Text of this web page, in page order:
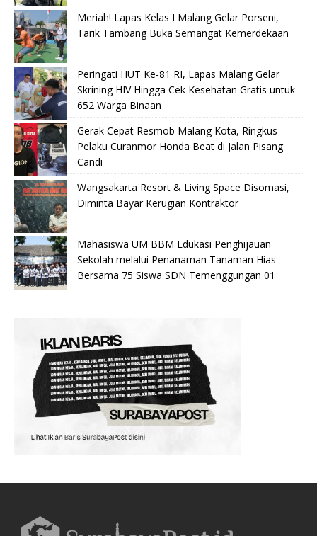
Meriah! Lapas Kelas I Malang Gelar Porseni,
Tarik Tambang Buka Semangat Kemerdekaan
Peringati HUT Ke-81 RI, Lapas Malang Gelar
Skrining HIV Hingga Cek Kesehatan Gratis untuk
652 Warga Binaan
Gerak Cepat Resmob Malang Kota, Ringkus
Pelaku Curanmor Honda Beat di Jalan Pisang
Candi
Wangsakarta Resort & Living Space Disomasi,
Diminta Bayar Kerugian Kontraktor
Mahasiswa UM BBM Edukasi Penghijauan
Sekolah melalui Penanaman Tanaman Hias
Bersama 75 Siswa SDN Temenggungan 01